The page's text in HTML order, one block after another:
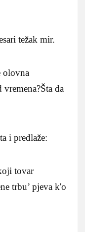
težak mir.
olovna
da
i predlaže:
tovar
trbu’ pjeva k'o